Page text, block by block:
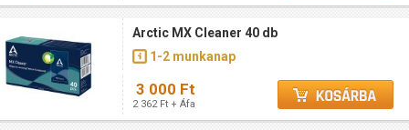
Arctic MX Cleaner 40 db
1-2 munkanap
3 000 Ft
2 362 Ft + Áfa